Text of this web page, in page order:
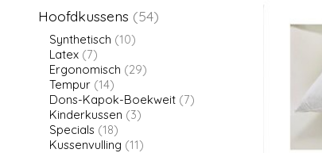
Hoofdkussens (54)
Synthetisch (10)
Latex (7)
Ergonomisch (29)
Tempur (14)
Dons-Kapok-Boekweit (7)
Kinderkussen (3)
Specials (18)
Kussenvulling (11)